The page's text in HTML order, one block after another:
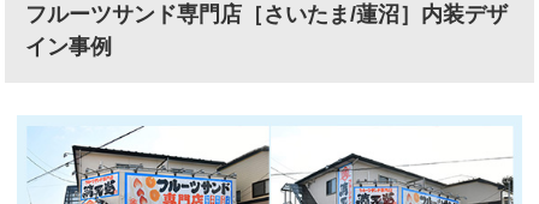
フルーツサンド専門店［さいたま/蓮沼］内装デザ
イン事例